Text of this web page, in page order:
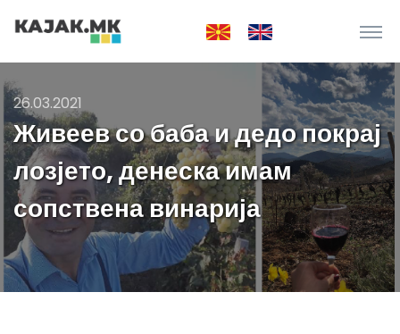
26.03.2021
Живеев со баба и дедо покрај
лозјето, денеска имам
сопствена винарија